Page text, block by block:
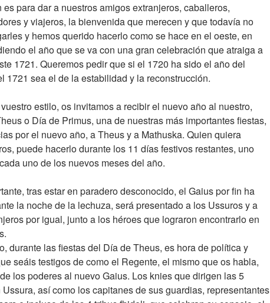
para dar a nuestros amigos extranjeros, caballeros,
y viajeros, la bienvenida que merecen y que todavía no
y hemos querido hacerlo como se hace en el oeste, en
el año que se va con una gran celebración que atraiga a
1721. Queremos pedir que si el 1720 ha sido el año del
1721 sea el de la estabilidad y la reconstrucción.
estilo, os invitamos a recibir el nuevo año al nuestro,
o Día de Primus, una de nuestras más importantes fiestas,
por el nuevo año, a Theus y a Mathuska. Quien quiera
puede hacerlo durante los 11 días festivos restantes, uno
uno de los nuevos meses del año.
tras estar en paradero desconocido, el Gaius por fin ha
la noche de la lechuza, será presentado a los Ussuros y a
por igual, junto a los héroes que lograron encontrarlo en
durante las fiestas del Día de Theus, es hora de política y
seáis testigos de como el Regente, el mismo que os habla,
los poderes al nuevo Gaius. Los knies que dirigen las 5
así como los capitanes de sus guardias, representantes